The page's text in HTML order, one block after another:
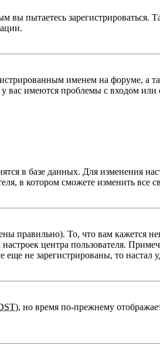
вы пытаетесь
именем на форуме, а
вас имеются проблемы с входом
в базе данных. Для изменения
в котором сможете изменить все
правильно). То, что вам кажется
центра пользователя.
не зарегистрированы, то настал
), но время по-прежнему